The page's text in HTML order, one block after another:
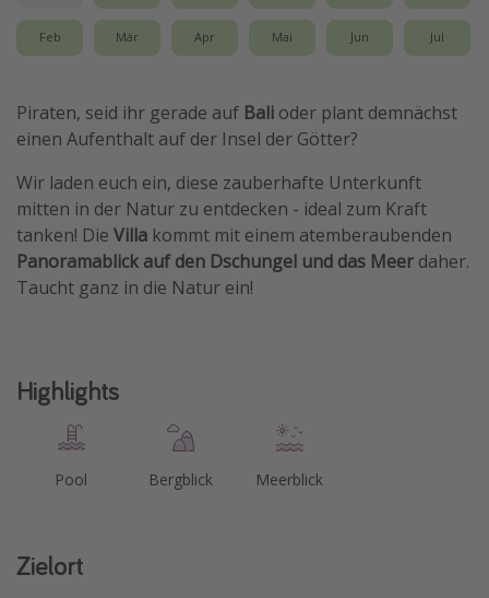
Hotels am Achensee
Reise Journal
Rundreisen in Thailand
Bahnreisen in der Schweiz
Reisepassfreie Reiseziele
Travel Know How
Last Minute Urlaub Deutschland
Feb Mär Apr Mai Jun Jul
Piraten, seid ihr gerade auf Bali oder plant demnächst
einen Aufenthalt auf der Insel der Götter?
Wir laden euch ein, diese zauberhafte Unterkunft
mitten in der Natur zu entdecken - ideal zum Kraft
tanken! Die Villa kommt mit einem atemberaubenden
Panoramablick auf den Dschungel und das Meer daher.
Taucht ganz in die Natur ein!
Highlights
Pool Bergblick Meerblick
Zielort